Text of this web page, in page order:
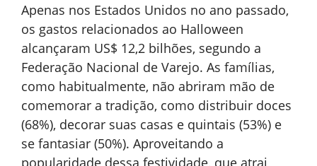
Apenas nos Estados Unidos no ano passado,
os gastos relacionados ao Halloween
alcançaram US$ 12,2 bilhões, segundo a
Federação Nacional de Varejo. As famílias,
como habitualmente, não abriram mão de
comemorar a tradição, como distribuir doces
(68%), decorar suas casas e quintais (53%) e
se fantasiar (50%). Aproveitando a
popularidade dessa festividade, que atrai